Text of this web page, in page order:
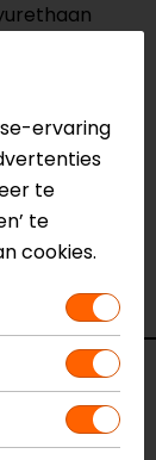
in één
IJssel,
kun je
onze
advies.
ervaring
te
te
cookies.